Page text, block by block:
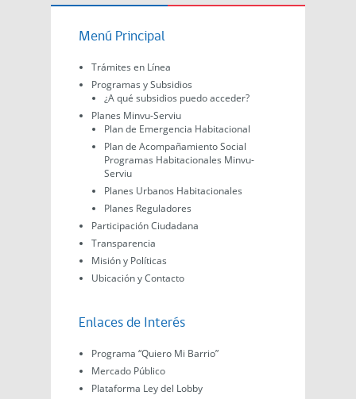
Menú Principal
Trámites en Línea
Programas y Subsidios
¿A qué subsidios puedo acceder?
Planes Minvu-Serviu
Plan de Emergencia Habitacional
Plan de Acompañamiento Social
Programas Habitacionales Minvu-
Serviu
Planes Urbanos Habitacionales
Planes Reguladores
Participación Ciudadana
Transparencia
Misión y Políticas
Ubicación y Contacto
Enlaces de Interés
Programa “Quiero Mi Barrio”
Mercado Público
Plataforma Ley del Lobby